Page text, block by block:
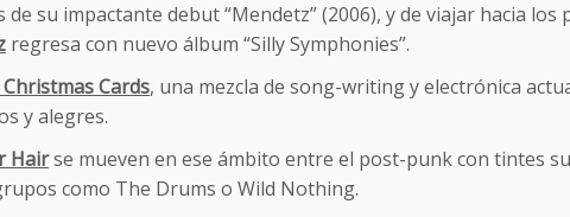
de su impactante debut “Mendetz” (2006), y de viajar hacia los
regresa con nuevo álbum “Silly Symphonies”.
Cards, una mezcla de song-writing y electrónica
y alegres.
Hairse mueven en ese ámbito entre el post-punk con tintes
como The Drums o Wild Nothing.